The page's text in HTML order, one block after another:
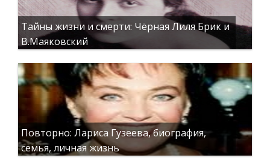
Тайны жизни и смерти: Чёрная Лиля Брик и
В.Маяковский
Повторно: Лариса Гузеева, биография,
семья, личная жизнь